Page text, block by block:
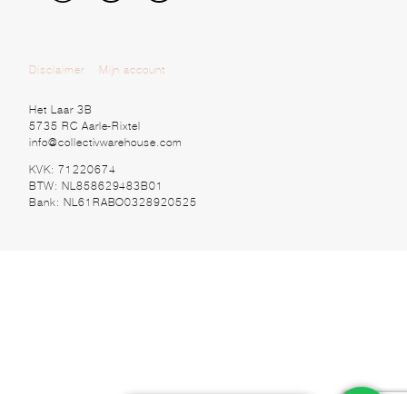
Disclaimer Mijn account
Het Laar 3B
5735 RC Aarle-Rixtel
info@collectivwarehouse.com
KVK: 71220674
BTW: NL858629483B01
Bank: NL61RABO0328920525